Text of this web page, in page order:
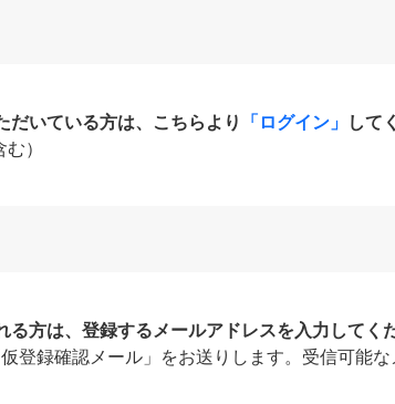
いている方は、こちらより 「ログイン」 して
）
方は、登録するメールアドレスを入力してく
登録確認メール」をお送りします。受信可能